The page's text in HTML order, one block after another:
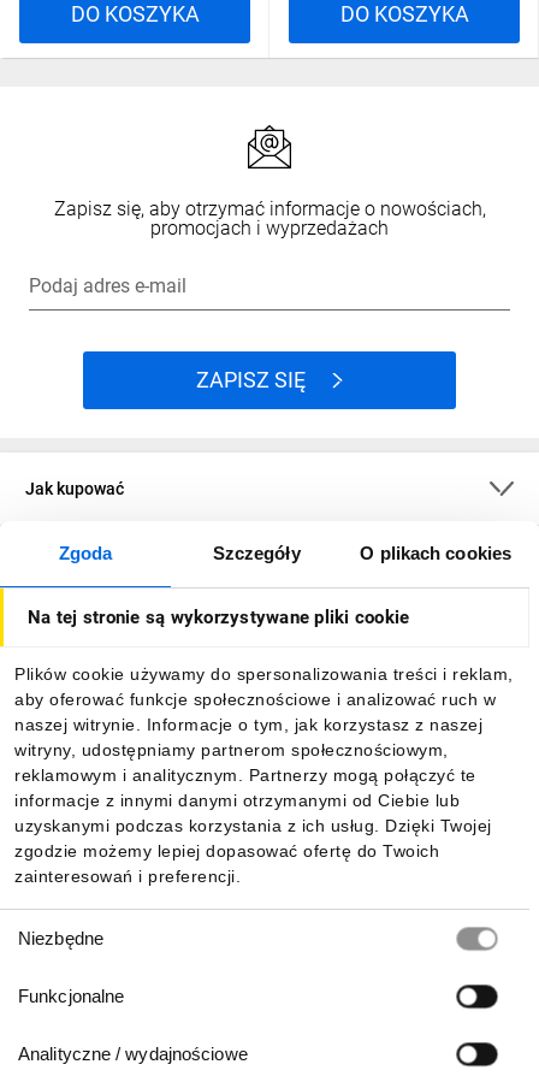
Zgoda Szczegóły O plikach cookies
Na tej stronie są wykorzystywane pliki cookie
Plików cookie używamy do spersonalizowania treści i reklam,
aby oferować funkcje społecznościowe i analizować ruch w
naszej witrynie. Informacje o tym, jak korzystasz z naszej
witryny, udostępniamy partnerom społecznościowym,
reklamowym i analitycznym. Partnerzy mogą połączyć te
informacje z innymi danymi otrzymanymi od Ciebie lub
uzyskanymi podczas korzystania z ich usług. Dzięki Twojej
zgodzie możemy lepiej dopasować ofertę do Twoich
zainteresowań i preferencji.
zgody
Niezbędne
Funkcjonalne
Analityczne / wydajnościowe
DO KOSZYKA DO KOSZYKA
Zapisz się, aby otrzymać informacje o nowościach,
promocjach i wyprzedażach
Podaj adres e-mail
ZAPISZ SIĘ
Jak kupować
O firmie
Informacje
Pobierz naszą aplikację mobilną: